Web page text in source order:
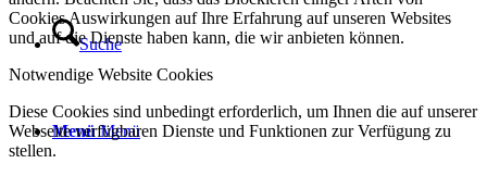
Suche
Menü Menü
Cookies Auswirkungen auf Ihre Erfahrung auf unseren Websites
und auf die Dienste haben kann, die wir anbieten können.
Notwendige Website Cookies
Diese Cookies sind unbedingt erforderlich, um Ihnen die auf unserer
Webseite verfügbaren Dienste und Funktionen zur Verfügung zu
stellen.